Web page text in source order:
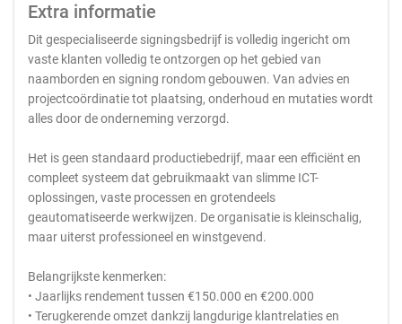
Extra informatie
Dit gespecialiseerde signingsbedrijf is volledig ingericht om
vaste klanten volledig te ontzorgen op het gebied van
naamborden en signing rondom gebouwen. Van advies en
projectcoördinatie tot plaatsing, onderhoud en mutaties wordt
alles door de onderneming verzorgd.
Het is geen standaard productiebedrijf, maar een efficiënt en
compleet systeem dat gebruikmaakt van slimme ICT-
oplossingen, vaste processen en grotendeels
geautomatiseerde werkwijzen. De organisatie is kleinschalig,
maar uiterst professioneel en winstgevend.
Belangrijkste kenmerken:
• Jaarlijks rendement tussen €150.000 en €200.000
• Terugkerende omzet dankzij langdurige klantrelaties en